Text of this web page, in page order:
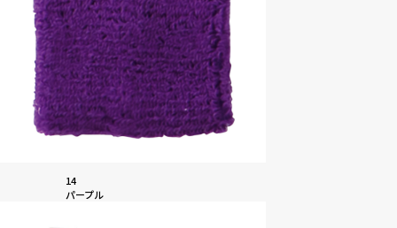
14
パープル